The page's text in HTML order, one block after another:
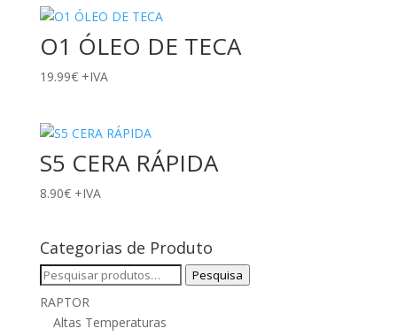
O1 ÓLEO DE TECA
19.99€ +IVA
S5 CERA RÁPIDA
8.90€ +IVA
Categorias de Produto
Pesquisar
por:
Pesquisa
RAPTOR
Altas Temperaturas